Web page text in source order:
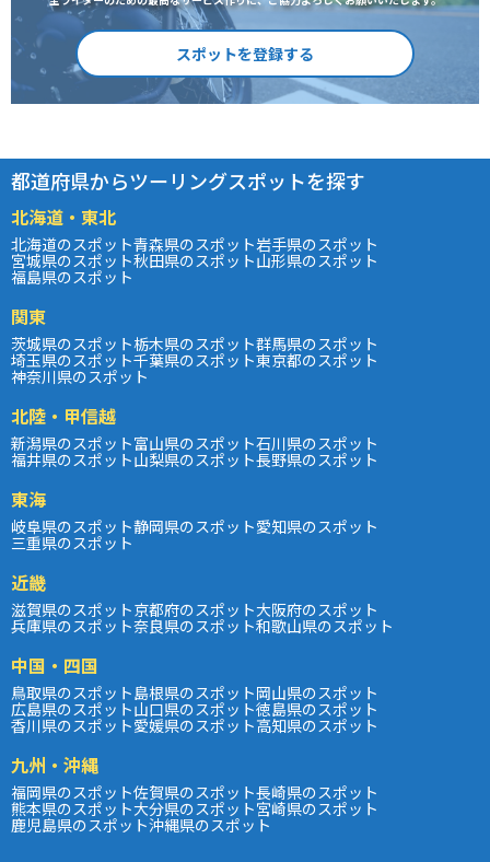
スポットを登録する
都道府県からツーリングスポットを探す
北海道・東北
北海道のスポット青森県のスポット岩手県のスポット
宮城県のスポット秋田県のスポット山形県のスポット
福島県のスポット
関東
茨城県のスポット栃木県のスポット群馬県のスポット
埼玉県のスポット千葉県のスポット東京都のスポット
神奈川県のスポット
北陸・甲信越
新潟県のスポット富山県のスポット石川県のスポット
福井県のスポット山梨県のスポット長野県のスポット
東海
岐阜県のスポット静岡県のスポット愛知県のスポット
三重県のスポット
近畿
滋賀県のスポット京都府のスポット大阪府のスポット
兵庫県のスポット奈良県のスポット和歌山県のスポット
中国・四国
鳥取県のスポット島根県のスポット岡山県のスポット
広島県のスポット山口県のスポット徳島県のスポット
香川県のスポット愛媛県のスポット高知県のスポット
九州・沖縄
福岡県のスポット佐賀県のスポット長崎県のスポット
熊本県のスポット大分県のスポット宮崎県のスポット
鹿児島県のスポット沖縄県のスポット